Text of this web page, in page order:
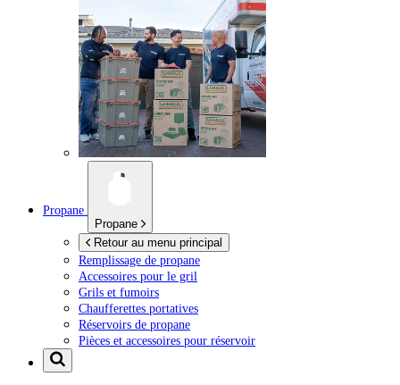
Propane
Propane
Retour au menu principal
Remplissage de propane
Accessoires pour le gril
Grils et fumoirs
Chaufferettes portatives
Réservoirs de propane
Pièces et accessoires pour réservoir